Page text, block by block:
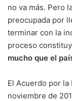
no va más. Pero
preocupada por
terminar con la
proceso
mucho que el
El Acuerdo por la
noviembre de